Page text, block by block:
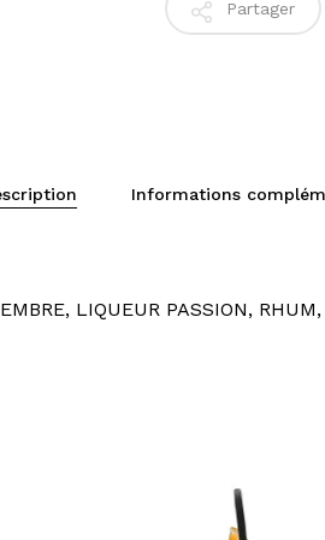
Partager
Informations
LIQUEUR PASSION,